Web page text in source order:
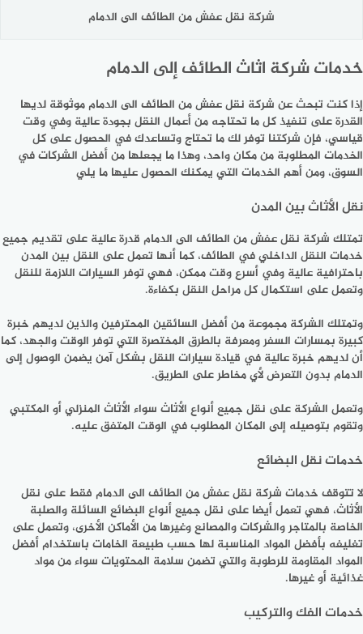
شركة نقل عفش من الطائف الى الدمام
خدمات شركة اثاث الطائف إلى الدمام
إذا كنت تبحث عن شركة نقل عفش من الطائف الى الدمام موثوقة لديها
القدرة على تنفيذ كل ما تحتاجه من أعمال النقل بجودة عالية وفي وقت
قياسي، فإن شركتنا توفر لك ما تحتاج وتساعدك في الحصول على كل
الخدمات المطلوبة من مكان واحد، وهذا ما يجعلها من أفضل الشركات في
السوق، ومن أهم الخدمات التي يمكنك الحصول عليها ما يلي
نقل الأثاث بين المدن
تمتلك شركة نقل عفش من الطائف الى الدمام قدرة عالية على تقديم جميع
خدمات النقل الداخلي في الطائف، كما أنها تعمل على النقل بين المدن
باحترافية عالية وفي أسرع وقت ممكن، فهي توفر السيارات اللازمة للنقل
وتعمل على استكمال كل مراحل النقل بكفاءة.
وتمتلك الشركة مجموعة من أفضل السائقين المحترفين والذين لديهم خبرة
كبيرة بمسارات السفر ومعرفة بالطرق المختصرة التي توفر الوقت والجهد، كما
أن لديهم خبرة عالية في قيادة سيارات النقل بشكل آمن يضمن الوصول إلى
الدمام بدون التعرض لأي مخاطر على الطريق.
وتعمل الشركة على نقل جميع أنواع الأثاث سواء الأثاث المنزلي أو المكتبي
وتقوم بتوصيله إلى المكان المطلوب في الوقت المتفق عليه.
خدمات نقل البضائع
لا تتوقف خدمات شركة نقل عفش من الطائف الى الدمام فقط على نقل
الأثاث، فهي تعمل أيضا على نقل جميع أنواع البضائع السائلة والصلبة
الخاصة بالمتاجر والشركات والمصانع وغيرها من الأماكن الأخرى، وتعمل على
تغليفه بأفضل المواد المناسبة لها حسب طبيعة الخامات باستخدام أفضل
المواد المقاومة للرطوبة والتي تضمن سلامة المحتويات سواء من مواد
غذائية أو غيرها.
خدمات الفك والتركيب